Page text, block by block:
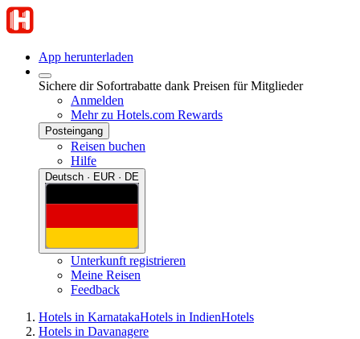
App herunterladen
Sichere dir Sofortrabatte dank Preisen für Mitglieder
Anmelden
Mehr zu Hotels.com Rewards
Posteingang
Reisen buchen
Hilfe
Deutsch · EUR · DE
Unterkunft registrieren
Meine Reisen
Feedback
Hotels in KarnatakaHotels in IndienHotels
Hotels in Davanagere